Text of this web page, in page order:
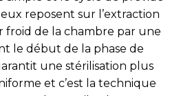
reposent sur l’extraction
froid de la chambre par une
le début de la phase de
une stérilisation plus
et c’est la technique